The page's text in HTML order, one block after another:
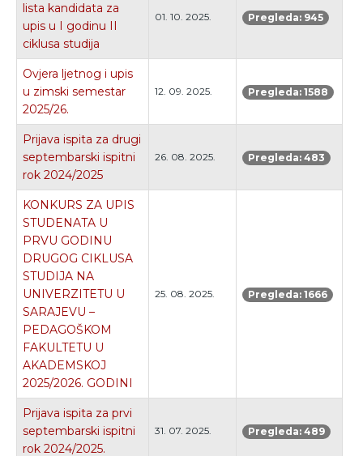
lista kandidata za
upis u I godinu II
ciklusa studija
01. 10. 2025. Pregleda: 945
Ovjera ljetnog i upis
u zimski semestar
2025/26.
12. 09. 2025. Pregleda: 1588
Prijava ispita za drugi
septembarski ispitni
rok 2024/2025
26. 08. 2025. Pregleda: 483
KONKURS ZA UPIS
STUDENATA U
PRVU GODINU
DRUGOG CIKLUSA
STUDIJA NA
UNIVERZITETU U
SARAJEVU –
PEDAGOŠKOM
FAKULTETU U
AKADEMSKOJ
2025/2026. GODINI
25. 08. 2025. Pregleda: 1666
Prijava ispita za prvi
septembarski ispitni
rok 2024/2025.
31. 07. 2025. Pregleda: 489